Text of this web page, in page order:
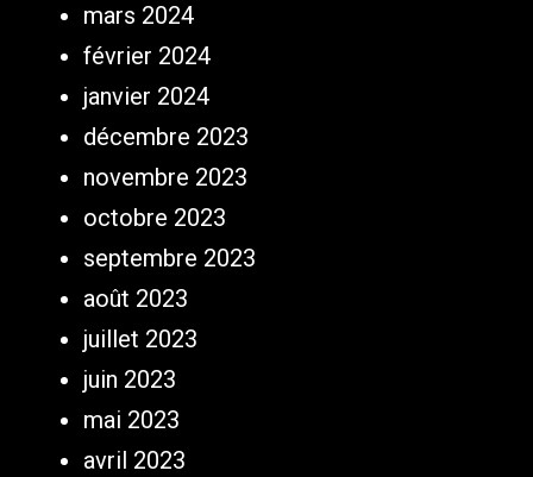
mars 2024
février 2024
janvier 2024
décembre 2023
novembre 2023
octobre 2023
septembre 2023
août 2023
juillet 2023
juin 2023
mai 2023
avril 2023